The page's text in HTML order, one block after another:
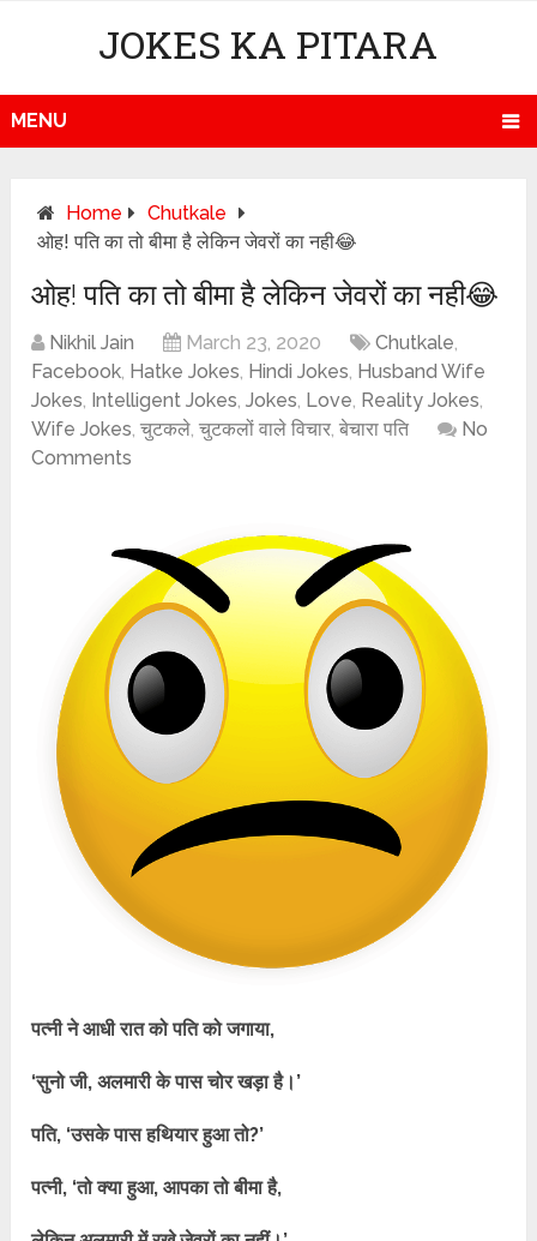
JOKES KA PITARA
MENU
Home
Chutkale
ओह! पति का तो बीमा है लेकिन जेवरों का नही😂
ओह! पति का तो बीमा है लेकिन जेवरों का नही😂
Nikhil Jain March 23, 2020 Chutkale,
Facebook, Hatke Jokes, Hindi Jokes, Husband Wife
Jokes, Intelligent Jokes,Jokes, Love, Reality Jokes,
Wife Jokes,चुटकले,चुटकलों वाले विचार,बेचारा पति
No
Comments
पत्नी ने आधी रात को पति को जगाया,
‘सुनो जी, अलमारी के पास चोर खड़ा है।’
पति, ‘उसके पास हथियार हुआ तो?’
पत्नी, ‘तो क्या हुआ, आपका तो बीमा है,